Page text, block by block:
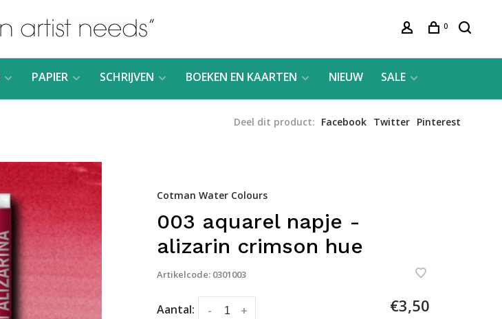
0
PAPIER SCHRIJVEN BOEKEN EN KAARTEN NIEUW SALE
Deel dit product: Facebook Twitter Pinterest
Cotman Water Colours
003 aquarel napje -
alizarin crimson hue
Artikelcode: 0301003
Aantal: +
- €3,50